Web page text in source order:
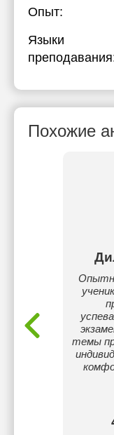
Опыт:
Языки
Похожие
1 год.
темы